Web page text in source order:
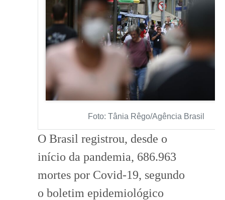
Foto: Tânia Rêgo/Agência Brasil
O Brasil registrou, desde o
início da pandemia, 686.963
mortes por Covid-19, segundo
o boletim epidemiológico